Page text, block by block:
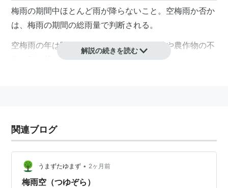
梅雨の期間中ほとんど雨が降らないこと。空梅雨か否か
は、梅雨の期間の総雨量で判断される。
空梅雨の年は降水量が少ないため、水不足や農作物の不
作を引き起こすことが多い。
解説の続きを読む
関連ブログ
うまずたゆまず • 2ヶ月前
梅雨空（つゆぞら）